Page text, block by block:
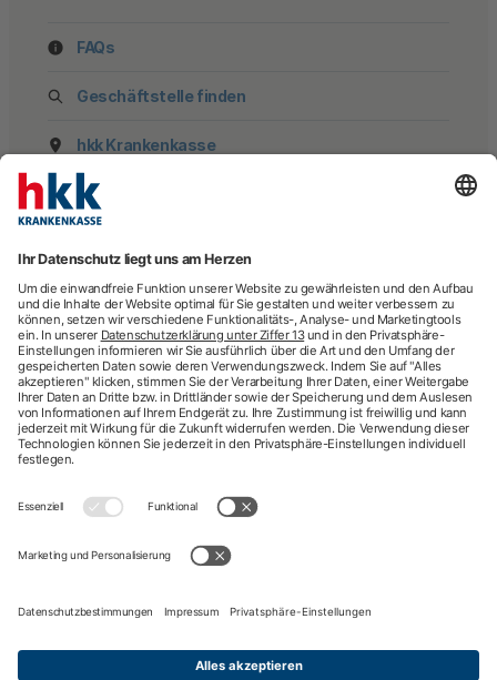
FAQs
Geschäftstelle finden
hkk Krankenkasse
Beratung
E-Rechnung
Newsletter
hkk-Services
Arztsuche
Arzttermin-Service
ICD-Diagnosesuche
Krankenhaussuche
Medizinische Videosprechstunde
Sporttelefon
Impressum
Nutzungsbedingungen
English information Privatsphäre-Einstellungen